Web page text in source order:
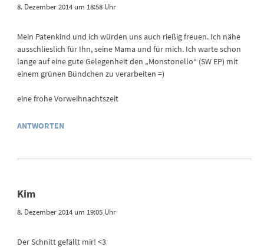
8. Dezember 2014 um 18:58 Uhr
Mein Patenkind und ich würden uns auch rießig freuen. Ich nähe
ausschlieslich für Ihn, seine Mama und für mich. Ich warte schon
lange auf eine gute Gelegenheit den „Monstonello“ (SW EP) mit
einem grünen Bündchen zu verarbeiten =)
eine frohe Vorweihnachtszeit
ANTWORTEN
Kim
8. Dezember 2014 um 19:05 Uhr
Der Schnitt gefällt mir! <3